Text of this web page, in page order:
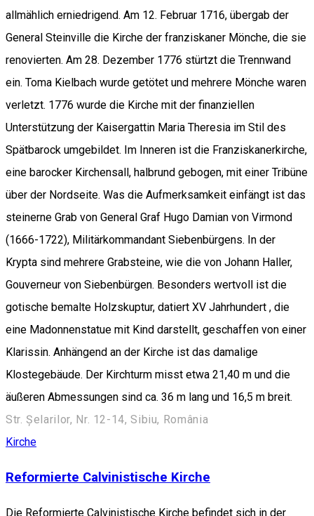
allmählich erniedrigend. Am 12. Februar 1716, übergab der
General Steinville die Kirche der franziskaner Mönche, die sie
renovierten. Am 28. Dezember 1776 stürtzt die Trennwand
ein. Toma Kielbach wurde getötet und mehrere Mönche waren
verletzt. 1776 wurde die Kirche mit der finanziellen
Unterstützung der Kaisergattin Maria Theresia im Stil des
Spätbarock umgebildet. Im Inneren ist die Franziskanerkirche,
eine barocker Kirchensall, halbrund gebogen, mit einer Tribüne
über der Nordseite. Was die Aufmerksamkeit einfängt ist das
steinerne Grab von General Graf Hugo Damian von Virmond
(1666-1722), Militärkommandant Siebenbürgens. In der
Krypta sind mehrere Grabsteine, wie die von Johann Haller,
Gouverneur von Siebenbürgen. Besonders wertvoll ist die
gotische bemalte Holzskuptur, datiert XV Jahrhundert , die
eine Madonnenstatue mit Kind darstellt, geschaffen von einer
Klarissin. Anhängend an der Kirche ist das damalige
Klostegebäude. Der Kirchturm misst etwa 21,40 m und die
äußeren Abmessungen sind ca. 36 m lang und 16,5 m breit.
Str. Șelarilor, Nr. 12-14, Sibiu, România
Kirche
Reformierte Calvinistische Kirche
Die Reformierte Calvinistische Kirche befindet sich in der